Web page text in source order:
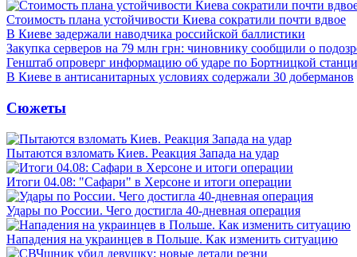
Стоимость плана устойчивости Киева сократили почти вдвое
В Киеве задержали наводчика российской баллистики
Закупка серверов на 79 млн грн: чиновнику сообщили о
Генштаб опроверг информацию об ударе по Бортницкой
В Киеве в антисанитарных условиях содержали 30 доберманов
Сюжеты
Пытаются взломать Киев. Реакция Запада на удар
Итоги 04.08: "Сафари" в Херсоне и итоги операции
Удары по России. Чего достигла 40-дневная операция
Нападения на украинцев в Польше. Как изменить ситуацию